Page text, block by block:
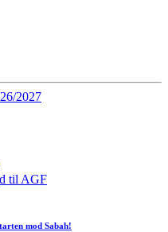
2027
til AGF
mod Sabah!